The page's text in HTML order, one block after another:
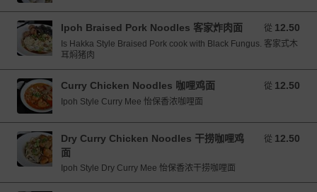
Ipoh Braised Pork Noodles 客家炸肉面 從 12.50
從 12.50 MYR
Is Hakka Style Braised Pork cook with Black Fungus. 客家式木
耳焖猪肉
Curry Chicken Noodles 咖哩鸡面 從 12.50
從 12.50 MYR
Ipoh Style Curry Mee 怡保香浓咖哩面
Dry Curry Chicken Noodles 干捞咖哩鸡
面
從 12.50
從 12.50 MYR
Ipoh Style Dry Curry Mee 怡保香浓干捞咖哩面